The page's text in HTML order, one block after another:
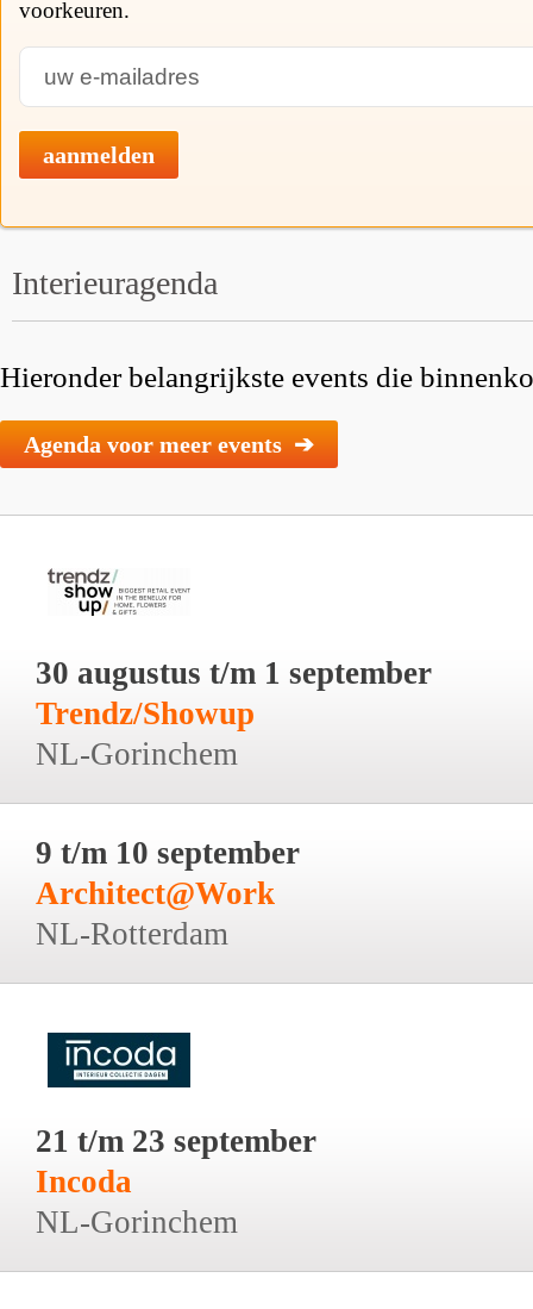
voorkeuren.
aanmelden
Interieuragenda
Hieronder belangrijkste events die
Agenda voor meer events ➔
30 augustus t/m 1 september
Trendz/Showup
NL-Gorinchem
9 t/m 10 september
Architect@Work
NL-Rotterdam
21 t/m 23 september
Incoda
NL-Gorinchem